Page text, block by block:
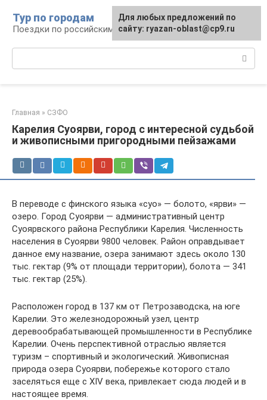
контенту
Тур по городам
Поездки по российским городам
Главная » СЗФО
Карелия Суоярви, город с интересной судьбой
и живописными пригородными пейзажами
В переводе с финского языка «суо» — болото, «ярви» —
озеро. Город Суоярви — административный центр
Суоярвского района Республики Карелия. Численность
населения в Суоярви 9800 человек. Район оправдывает
данное ему название, озера занимают здесь около 130
тыс. гектар (9% от площади территории), болота — 341
тыс. гектар (25%).
Расположен город в 137 км от Петрозаводска, на юге
Карелии. Это железнодорожный узел, центр
деревообрабатывающей промышленности в Республике
Карелии. Очень перспективной отраслью является
туризм – спортивный и экологический. Живописная
природа озера Суоярви, побережье которого стало
заселяться еще с XIV века, привлекает сюда людей и в
настоящее время.
Для любых предложений по
сайту: ryazan-oblast@cp9.ru